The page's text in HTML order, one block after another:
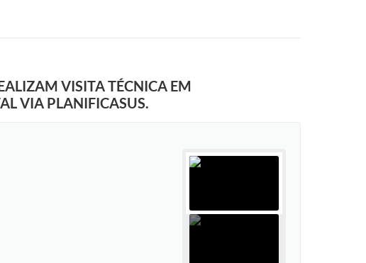
VISITA TÉCNICA EM
VIA PLANIFICASUS.